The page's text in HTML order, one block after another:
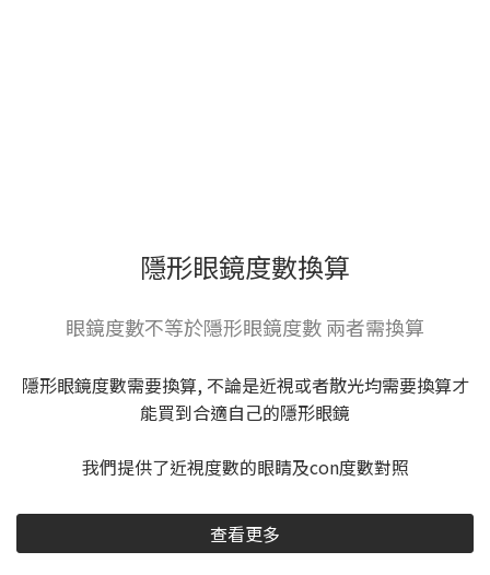
隱形眼鏡度數換算
眼鏡度數不等於隱形眼鏡度數 兩者需換算
隱形眼鏡度數需要換算, 不論是近視或者散光均需要換算才
能買到合適自己的隱形眼鏡
我們提供了近視度數的眼睛及con度數對照
查看更多